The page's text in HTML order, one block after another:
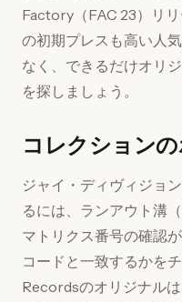
Factory（FAC 23）リ
の初期プレスも高い人
なく、できるだけオリ
を探しましょう。
コレクション
ジャイ・ディヴィジョ
るには、ランアウト溝
マトリクス番号の確認
コードと一致するかを
Recordsのオリジナル